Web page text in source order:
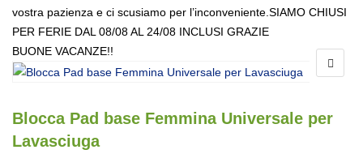
vostra pazienza e ci scusiamo per l’inconveniente.SIAMO CHIUSI
PER FERIE DAL 08/08 AL 24/08 INCLUSI GRAZIE
BUONE VACANZE!!
Blocca Pad base Femmina Universale per
Lavasciuga